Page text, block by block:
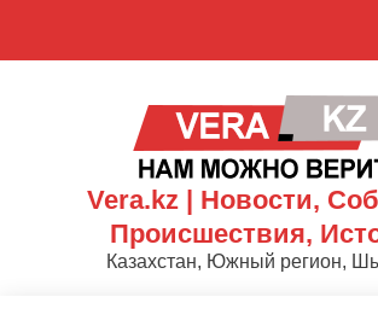
Vera.kz | Новости,
Происшествия,
Казахстан, Южный регион,